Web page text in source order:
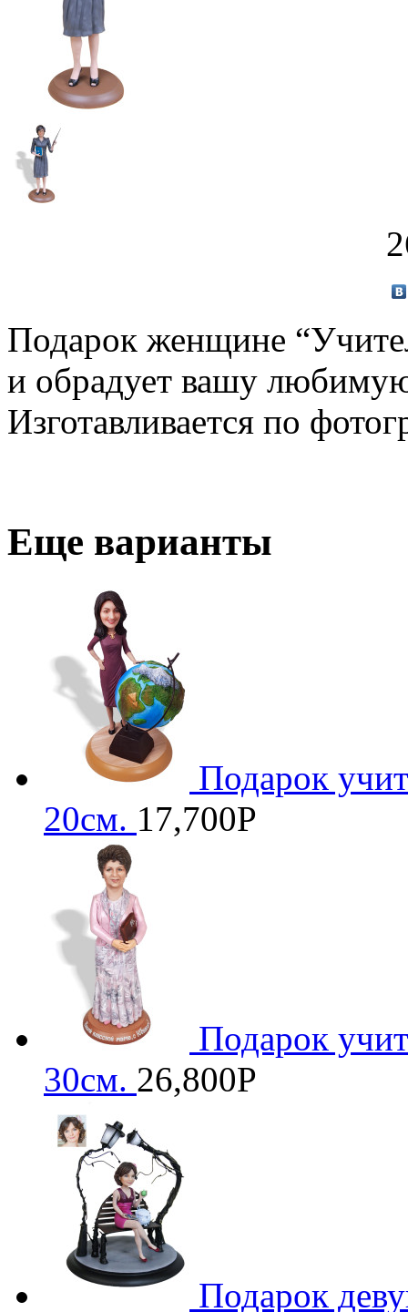
Подарок женщине
и обрадует вашу
Изготавливается по
Еще варианты
Подарок
20см. 17,700Р
Подарок
30см. 26,800Р
Подарок